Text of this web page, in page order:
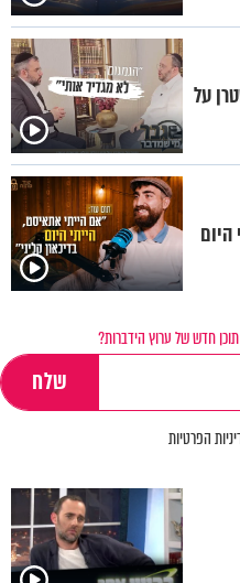
על
חדש של ערוץ הידברות?
הפרטיות